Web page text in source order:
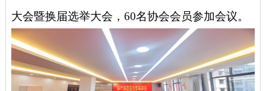
大会暨换届选举大会，60名协会会员参加会议。